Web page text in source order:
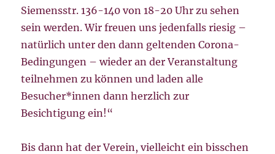
Siemensstr. 136-140 von 18-20 Uhr zu sehen
sein werden. Wir freuen uns jedenfalls riesig –
natürlich unter den dann geltenden Corona-
Bedingungen – wieder an der Veranstaltung
teilnehmen zu können und laden alle
Besucher*innen dann herzlich zur
Besichtigung ein!“
Bis dann hat der Verein, vielleicht ein bisschen